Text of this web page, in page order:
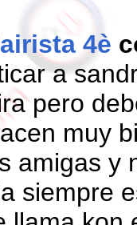
4è
a
pero
muy
amigas y
siempre